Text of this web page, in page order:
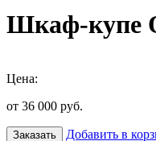
Шкаф-купе
Цена:
от 36 000 руб.
Заказать Добавить в